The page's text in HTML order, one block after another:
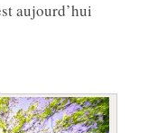
aujourd’hui